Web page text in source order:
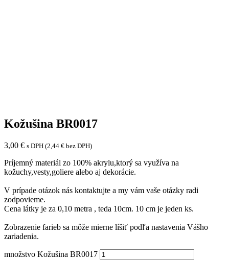
Kožušina BR0017
3,00 € s DPH (2,44 € bez DPH)
Príjemný materiál zo 100% akrylu,ktorý sa využíva na
kožuchy,vesty,goliere alebo aj dekorácie.
V prípade otázok nás kontaktujte a my vám vaše otázky radi
zodpovieme.
Cena látky je za 0,10 metra , teda 10cm. 10 cm je jeden ks.
Zobrazenie farieb sa môže mierne líšiť podľa nastavenia Vášho
zariadenia.
množstvo Kožušina BR0017